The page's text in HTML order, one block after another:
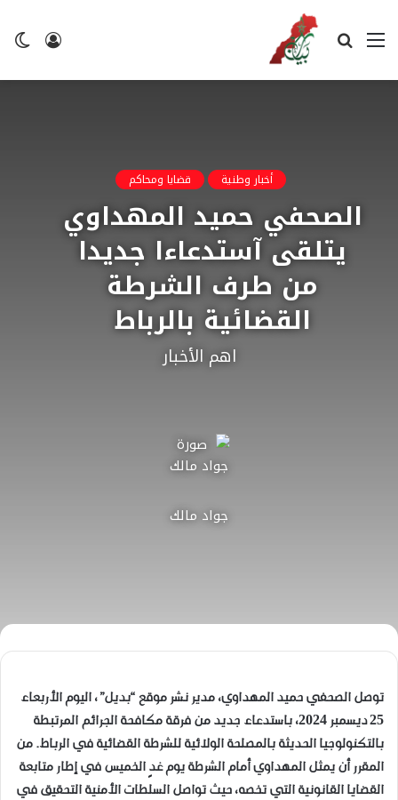
تسجيل
القائمة بحث
أخبار وطنية قضايا ومحاكم
الصحفي حميد المهداوي
يتلقى آستدعاءا جديدا
من طرف الشرطة
القضائية بالرباط
اهم الأخبار
جواد مالك
توصل الصحفي حميد المهداوي، مدير نشر موقع “بديل”، اليوم الأربعاء
25 ديسمبر 2024، باستدعاء جديد من فرقة مكافحة الجرائم المرتبطة
بالتكنولوجيا الحديثة بالمصلحة الولائية للشرطة القضائية في الرباط. من
المقرر أن يمثل المهداوي أمام الشرطة يوم غدٍ الخميس في إطار متابعة
القضايا القانونية التي تخصه، حيث تواصل السلطات الأمنية التحقيق في